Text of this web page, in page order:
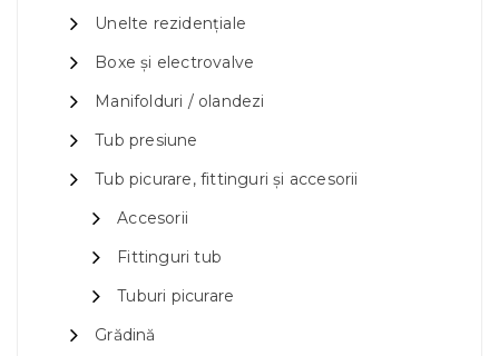
Unelte rezidențiale
Boxe și electrovalve
Manifolduri / olandezi
Tub presiune
Tub picurare, fittinguri și accesorii
Accesorii
Fittinguri tub
Tuburi picurare
Grădină